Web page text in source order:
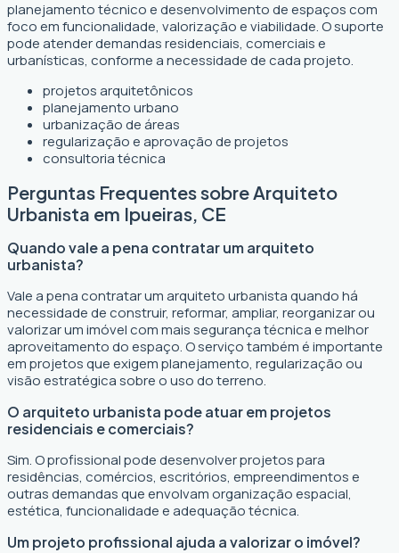
planejamento técnico e desenvolvimento de espaços com
foco em funcionalidade, valorização e viabilidade. O suporte
pode atender demandas residenciais, comerciais e
urbanísticas, conforme a necessidade de cada projeto.
projetos arquitetônicos
planejamento urbano
urbanização de áreas
regularização e aprovação de projetos
consultoria técnica
Perguntas Frequentes sobre Arquiteto
Urbanista em Ipueiras, CE
Quando vale a pena contratar um arquiteto
urbanista?
Vale a pena contratar um arquiteto urbanista quando há
necessidade de construir, reformar, ampliar, reorganizar ou
valorizar um imóvel com mais segurança técnica e melhor
aproveitamento do espaço. O serviço também é importante
em projetos que exigem planejamento, regularização ou
visão estratégica sobre o uso do terreno.
O arquiteto urbanista pode atuar em projetos
residenciais e comerciais?
Sim. O profissional pode desenvolver projetos para
residências, comércios, escritórios, empreendimentos e
outras demandas que envolvam organização espacial,
estética, funcionalidade e adequação técnica.
Um projeto profissional ajuda a valorizar o imóvel?